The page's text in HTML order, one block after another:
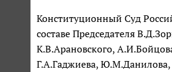
Конституционный Суд
составе Председателя
К.В.Арановского,
Г.А.Гаджиева,